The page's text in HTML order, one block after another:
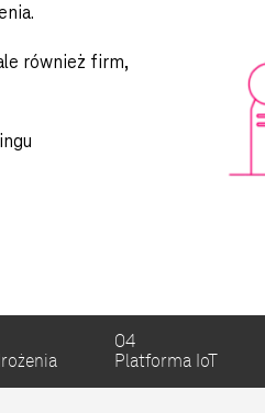
również firm,
04
Platforma IoT